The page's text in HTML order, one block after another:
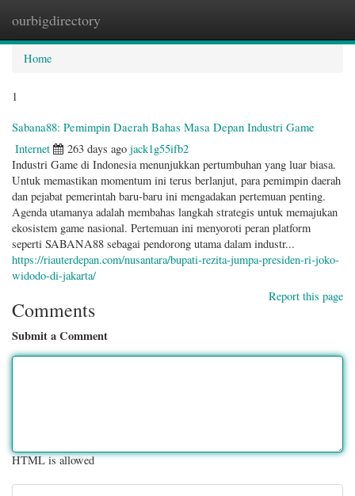
ourbigdirectory
Home
1
Sabana88: Pemimpin Daerah Bahas Masa Depan Industri Game
Internet 263 days ago jack1g55ifb2
Industri Game di Indonesia menunjukkan pertumbuhan yang luar biasa.
Untuk memastikan momentum ini terus berlanjut, para pemimpin daerah
dan pejabat pemerintah baru-baru ini mengadakan pertemuan penting.
Agenda utamanya adalah membahas langkah strategis untuk memajukan
ekosistem game nasional. Pertemuan ini menyoroti peran platform
seperti SABANA88 sebagai pendorong utama dalam industr...
https://riauterdepan.com/nusantara/bupati-rezita-jumpa-presiden-ri-joko-
widodo-di-jakarta/
Report this page
Comments
Submit a Comment
HTML is allowed